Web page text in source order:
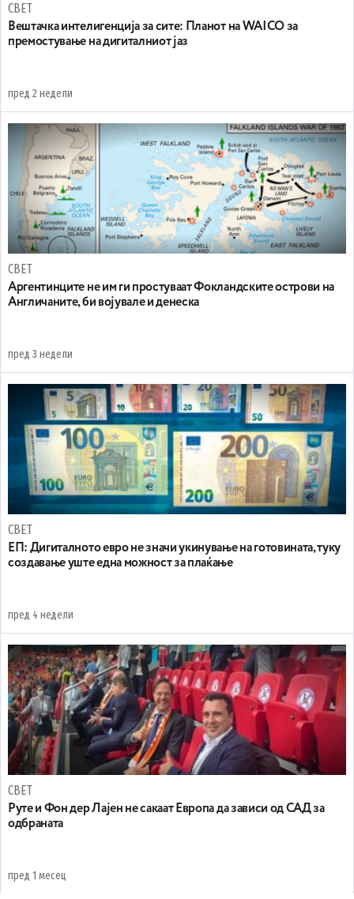
СВЕТ
Вештачка интелигенција за сите: Планот на WAICO за
премостување на дигиталниот јаз
пред 2 недели
СВЕТ
Аргентинците не им ги простуваат Фокландските острови на
Англичаните, би војувале и денеска
пред 3 недели
СВЕТ
ЕП: Дигиталното евро не значи укинување на готовината, туку
создавање уште една можност за плаќање
пред 4 недели
СВЕТ
Руте и Фон дер Лајен не сакаат Европа да зависи од САД за
одбраната
пред 1 месец